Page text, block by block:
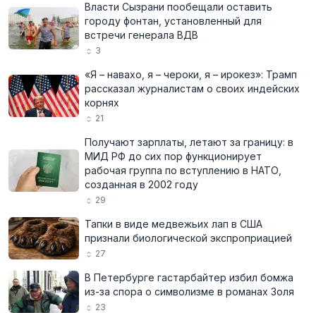
Власти Сызрани пообещали оставить
городу фонтан, установленный для
встречи генерала ВДВ
3
«Я – навахо, я – чероки, я – ирокез»: Трамп
рассказал журналистам о своих индейских
корнях
21
Получают зарплаты, летают за границу: в
МИД РФ до сих пор функционирует
рабочая группа по вступлению в НАТО,
созданная в 2002 году
29
Тапки в виде медвежьих лап в США
признали биологической экспроприацией
27
В Петербурге гастарбайтер избил бомжа
из-за спора о символизме в романах Золя
23